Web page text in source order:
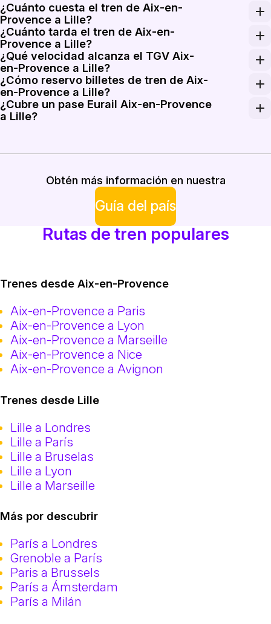
¿Cuánto cuesta el tren de Aix-en-
Provence a Lille?
Las tarifas de ida en tren de Aix-en-Provence a Lille
¿Cuánto tarda el tren de Aix-en-
Provence a Lille?
El TGV directo más rápido desde Aix-en-Provence
¿Qué velocidad alcanza el TGV Aix-
en-Provence a Lille?
Los servicios TGV en la ruta de Aix-en-Provence a
¿Cómo reservo billetes de tren de Aix-
en-Provence a Lille?
Reserva billetes de tren de Aix-en-Provence a Lille en
¿Cubre un pase Eurail Aix-en-Provence
a Lille?
Obtén más información en nuestra
Guía del país
Rutas de tren populares
Trenes desde Aix-en-Provence
Aix-en-Provence a Paris
Aix-en-Provence a Lyon
Aix-en-Provence a Marseille
Aix-en-Provence a Nice
Aix-en-Provence a Avignon
Trenes desde Lille
Lille a Londres
Lille a París
Lille a Bruselas
Lille a Lyon
Lille a Marseille
Más por descubrir
París a Londres
Grenoble a París
Paris a Brussels
París a Ámsterdam
París a Milán